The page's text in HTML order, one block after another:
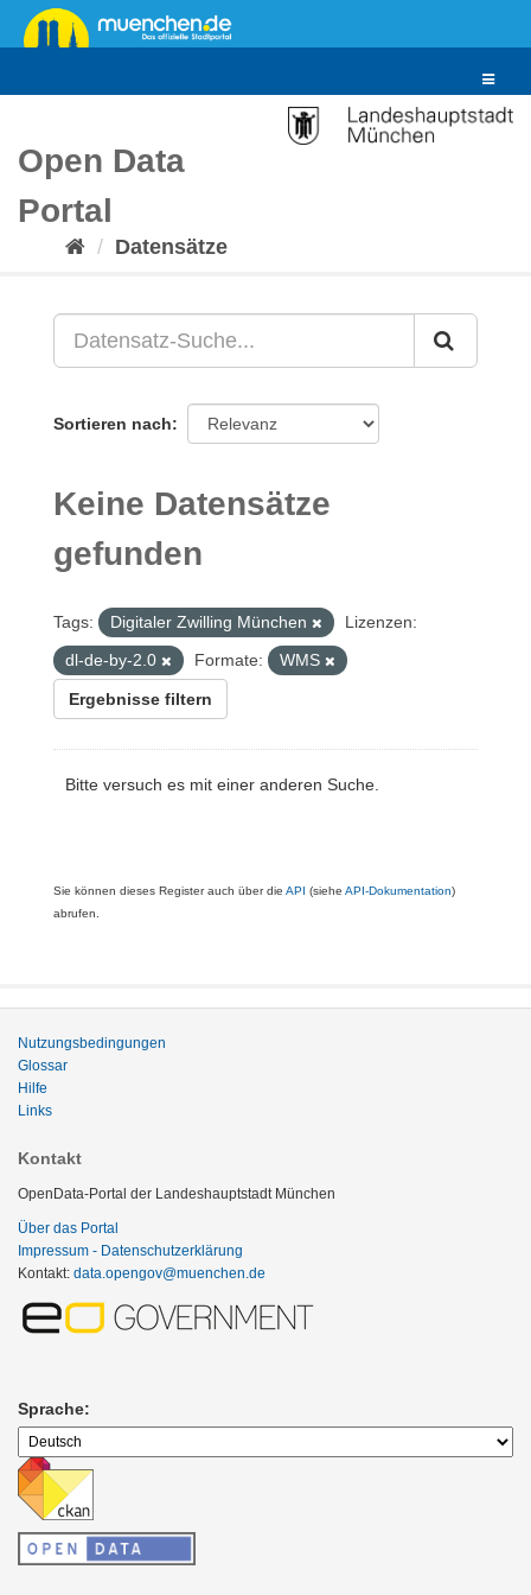
Überspringen
zum
Toggle
Open Data
Portal
Datensätze
Sortieren nach
Keine Datensätze
gefunden
Tags: Digitaler Zwilling München
Lizenzen:
dl-de-by-2.0
Formate: WMS
Ergebnisse filtern
Bitte versuch es mit einer anderen Suche.
Sie können dieses Register auch über die API (siehe API-Dokumentation)
abrufen.
Nutzungsbedingungen
Glossar
Hilfe
Links
Kontakt
OpenData-Portal der Landeshauptstadt München
Über das Portal
Impressum - Datenschutzerklärung
Kontakt: data.opengov@muenchen.de
Sprache